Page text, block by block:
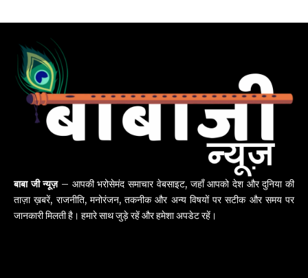
बाबा जी न्यूज़– आपकी भरोसेमंद समाचार वेबसाइट, जहाँ आपको देश और दुनिया की
ताज़ा ख़बरें, राजनीति, मनोरंजन, तकनीक और अन्य विषयों पर सटीक और समय पर
जानकारी मिलती है। हमारे साथ जुड़े रहें और हमेशा अपडेट रहें।